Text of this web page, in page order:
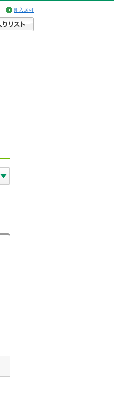
即入居可